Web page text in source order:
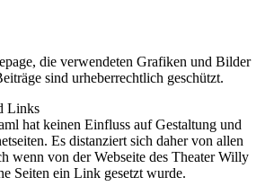
die verwendeten Grafiken und Bilder
sind urheberrechtlich geschützt.
Links
hat keinen Einfluss auf Gestaltung und
Es distanziert sich daher von allen
wenn von der Webseite des Theater Willy
Seiten ein Link gesetzt wurde.